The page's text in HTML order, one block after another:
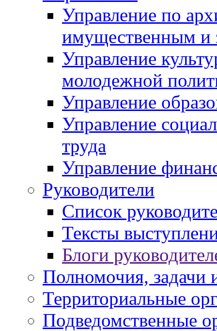
Управление по
имущественным и
Управление
молодежной
Управление
Управление
труда
Управление
Руководители
Список
Тексты
Блоги
Полномочия, задачи
Территориальные
Подведомственные